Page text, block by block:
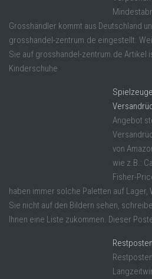
Grosshändler kommt aus Deutschland
grosshandel-zentrum.de eingestellt.
Sie auf grosshandel-zentrum.de Artikel
Kinderschuhe
Angebot
von
wie z.B.:
Fisher-
haben immer solche Paletten auf Lager,
Sie nicht auf den Bildern sehen,
Ihnen eine Liste zukommen. Dieser